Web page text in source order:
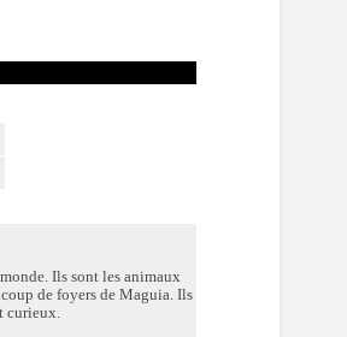
Ils sont les animaux
de foyers de Maguia. Ils
curieux.